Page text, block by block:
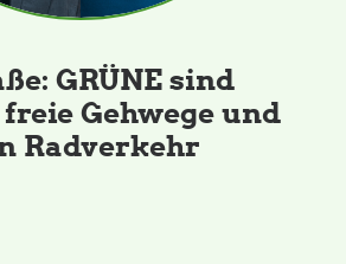
GRÜNE sind
Gehwege und
Radverkehr